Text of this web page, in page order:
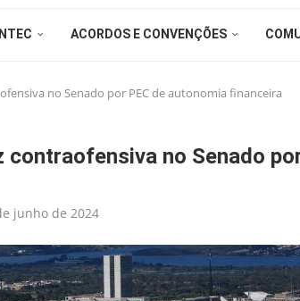
ACORDOS E CONVENÇÕES
no Senado por PEC de autonomia financeira
contraofensiva no Senado
junho de 2024